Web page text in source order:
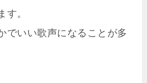
す。
でいい歌声になることが多